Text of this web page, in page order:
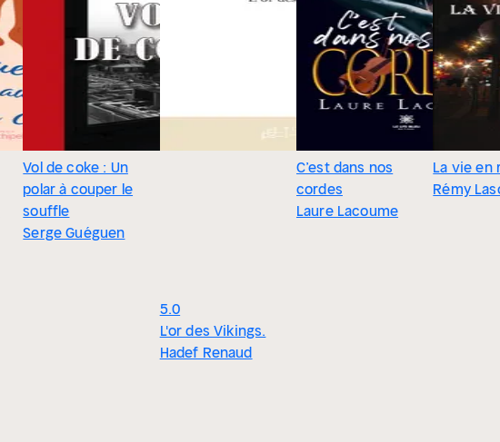
Vol de coke : Un
polar à couper le
souffle
Serge Guéguen
5.0
L'or des Vikings.
Hadef Renaud
C’est dans nos
cordes
Laure Lacoume
La vie en
Rémy